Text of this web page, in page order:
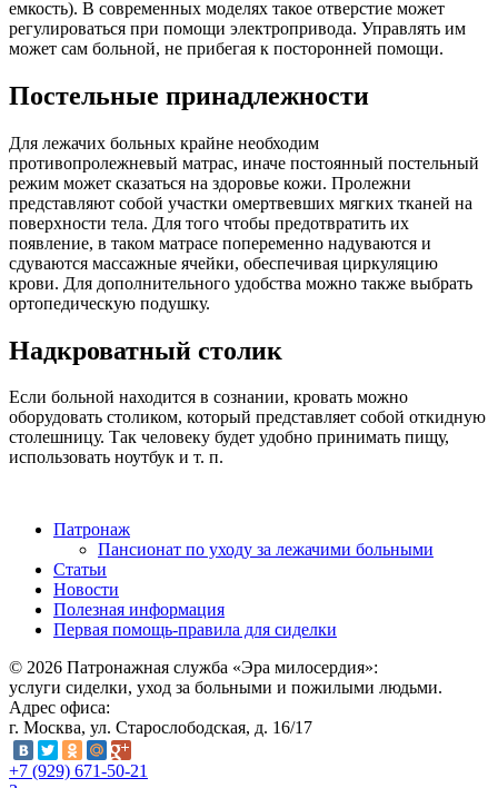
емкость). В современных моделях такое отверстие может
регулироваться при помощи электропривода. Управлять им
может сам больной, не прибегая к посторонней помощи.
Постельные принадлежности
Для лежачих больных крайне необходим
противопролежневый матрас, иначе постоянный постельный
режим может сказаться на здоровье кожи. Пролежни
представляют собой участки омертвевших мягких тканей на
поверхности тела. Для того чтобы предотвратить их
появление, в таком матрасе попеременно надуваются и
сдуваются массажные ячейки, обеспечивая циркуляцию
крови. Для дополнительного удобства можно также выбрать
ортопедическую подушку.
Надкроватный столик
Если больной находится в сознании, кровать можно
оборудовать столиком, который представляет собой откидную
столешницу. Так человеку будет удобно принимать пищу,
использовать ноутбук и т. п.
Патронаж
Пансионат по уходу за лежачими больными
Статьи
Новости
Полезная информация
Первая помощь-правила для сиделки
© 2026 Патронажная служба «Эра милосердия»:
услуги сиделки, уход за больными и пожилыми людьми.
Адрес офиса:
г. Москва, ул. Старослободская, д. 16/17
+7 (929) 671-50-21